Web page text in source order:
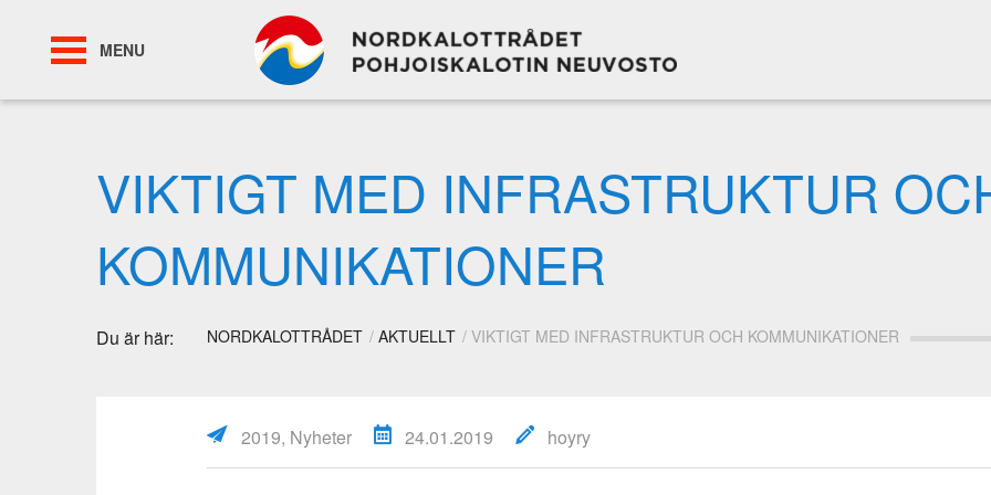
MENU
VIKTIGT MED INFRASTRUKTUR
KOMMUNIKATIONER
Du är här: NORDKALOTTRÅDET AKTUELLT VIKTIGT MED INFRASTRUKTUR OCH KOMMUNIKATIONER
2019, Nyheter 24.01.2019 hoyry